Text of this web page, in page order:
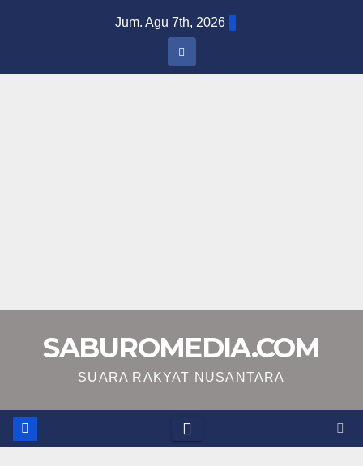
Jum. Agu 7th, 2026
SABUROMEDIA.COM
SUARA RAKYAT NUSANTARA